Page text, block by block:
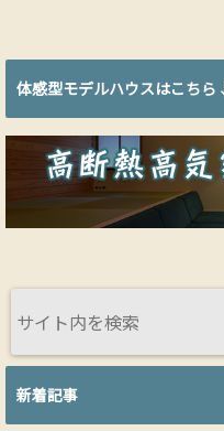
体感型モデルハウスはこちら
新着記事